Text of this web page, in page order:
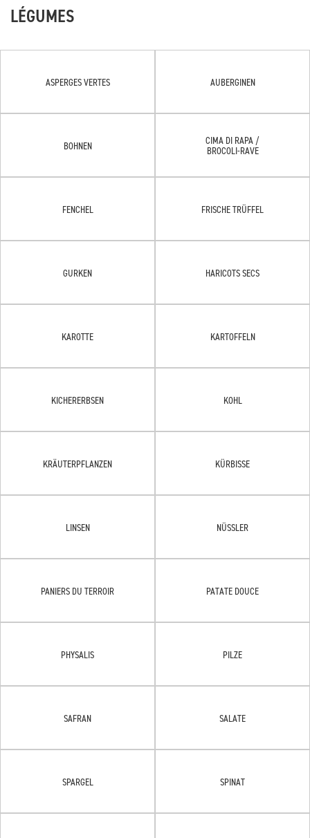
LÉGUMES
ASPERGES VERTES AUBERGINEN
BOHNEN
CIMA DI RAPA /
BROCOLI-RAVE
FENCHEL FRISCHE TRÜFFEL
GURKEN HARICOTS SECS
KAROTTE KARTOFFELN
KICHERERBSEN KOHL
KRÄUTERPFLANZEN KÜRBISSE
LINSEN NÜSSLER
PANIERS DU TERROIR PATATE DOUCE
PHYSALIS PILZE
SAFRAN SALATE
SPARGEL SPINAT